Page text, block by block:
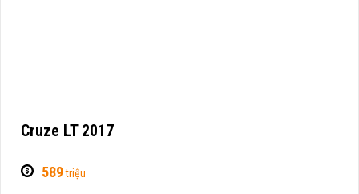
Cruze LT 2017
589triệu